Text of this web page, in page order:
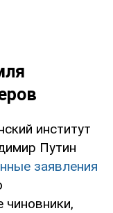
институт
Путин
заявления